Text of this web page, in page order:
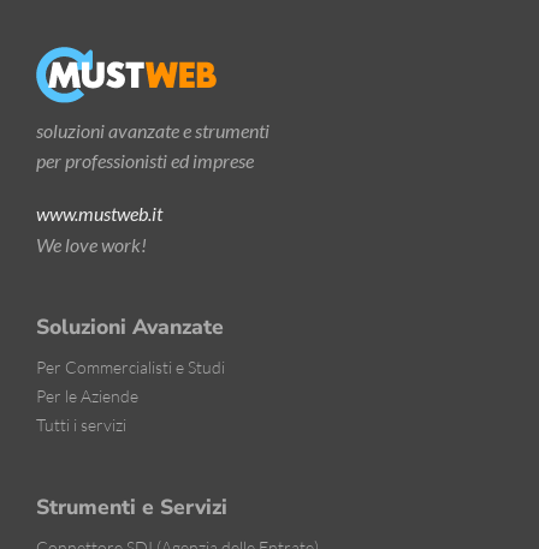
soluzioni avanzate e strumenti
per professionisti ed imprese
We love work!
www.mustweb.it
Soluzioni Avanzate
Per Commercialisti e Studi
Per le Aziende
Tutti i servizi
Strumenti e Servizi